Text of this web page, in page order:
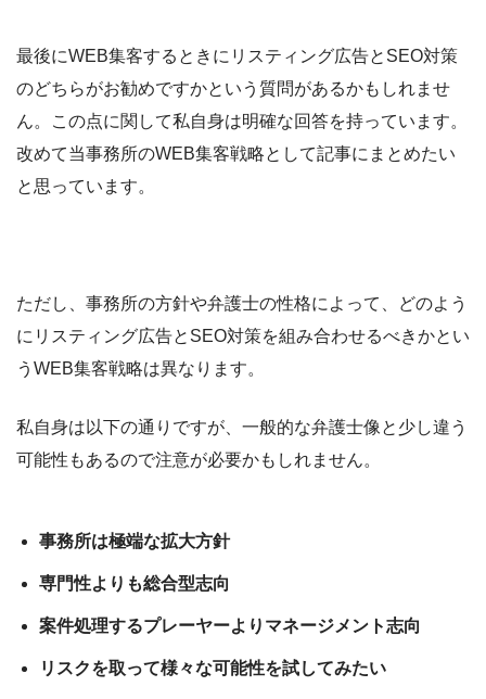
最後にWEB集客するときにリスティング広告とSEO対策
のどちらがお勧めですかという質問があるかもしれませ
ん。この点に関して私自身は明確な回答を持っています。
改めて当事務所のWEB集客戦略として記事にまとめたい
と思っています。
ただし、事務所の方針や弁護士の性格によって、どのよう
にリスティング広告とSEO対策を組み合わせるべきかとい
うWEB集客戦略は異なります。
私自身は以下の通りですが、一般的な弁護士像と少し違う
可能性もあるので注意が必要かもしれません。
事務所は極端な拡大方針
専門性よりも総合型志向
案件処理するプレーヤーよりマネージメント志向
リスクを取って様々な可能性を試してみたい